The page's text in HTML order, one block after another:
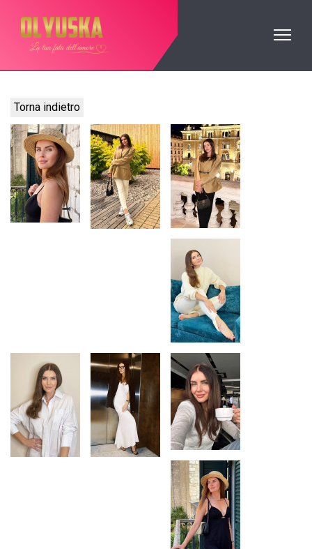
Torna indietro